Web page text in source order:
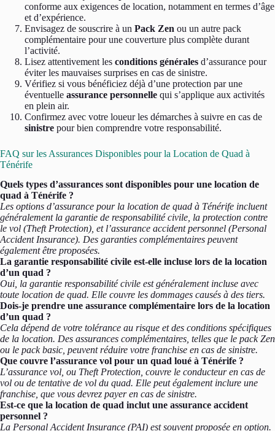
conforme aux exigences de location, notamment en termes d’âge
et d’expérience.
Envisagez de souscrire à un Pack Zen ou un autre pack
complémentaire pour une couverture plus complète durant
l’activité.
Lisez attentivement les conditions générales d’assurance pour
éviter les mauvaises surprises en cas de sinistre.
Vérifiez si vous bénéficiez déjà d’une protection par une
éventuelle assurance personnelle qui s’applique aux activités
en plein air.
Confirmez avec votre loueur les démarches à suivre en cas de
sinistre pour bien comprendre votre responsabilité.
FAQ sur les Assurances Disponibles pour la Location de Quad à
Ténérife
Quels types d’assurances sont disponibles pour une location de
quad à Ténérife ?
Les options d’assurance pour la location de quad à Ténérife incluent
généralement la garantie de responsabilité civile, la protection contre
le vol (Theft Protection), et l’assurance accident personnel (Personal
Accident Insurance). Des garanties complémentaires peuvent
également être proposées.
La garantie responsabilité civile est-elle incluse lors de la location
d’un quad ?
Oui, la garantie responsabilité civile est généralement incluse avec
toute location de quad. Elle couvre les dommages causés à des tiers.
Dois-je prendre une assurance complémentaire lors de la location
d’un quad ?
Cela dépend de votre tolérance au risque et des conditions spécifiques
de la location. Des assurances complémentaires, telles que le pack Zen
ou le pack basic, peuvent réduire votre franchise en cas de sinistre.
Que couvre l’assurance vol pour un quad loué à Ténérife ?
L’assurance vol, ou Theft Protection, couvre le conducteur en cas de
vol ou de tentative de vol du quad. Elle peut également inclure une
franchise, que vous devrez payer en cas de sinistre.
Est-ce que la location de quad inclut une assurance accident
personnel ?
La Personal Accident Insurance (PAI) est souvent proposée en option.